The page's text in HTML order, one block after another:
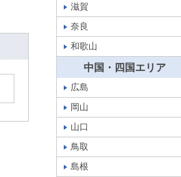
滋賀
奈良
和歌山
中国・四国エリア
広島
岡山
山口
鳥取
島根